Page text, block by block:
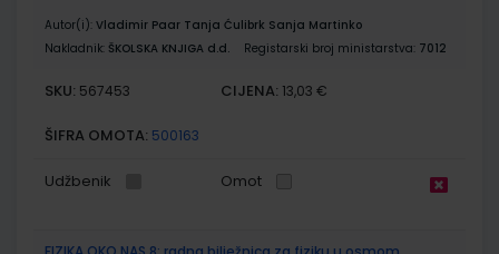
Autor(i): Vladimir Paar Tanja Ćulibrk Sanja Martinko
Nakladnik: ŠKOLSKA KNJIGA d.d. Registarski broj ministarstva: 7012
SKU: 567453 CIJENA: 13,03 €
ŠIFRA OMOTA: 500163
Udžbenik Omot